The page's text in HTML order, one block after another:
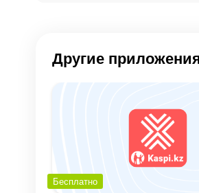
Неограниченная
Все типы полей
Автосохранение—
Примеры применения
Другие
Бесплатно